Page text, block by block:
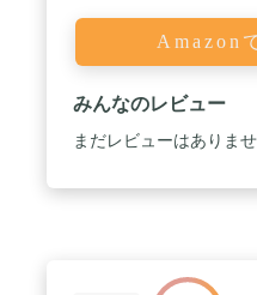
Amazon
みんなのレビュー
まだレビューはありま